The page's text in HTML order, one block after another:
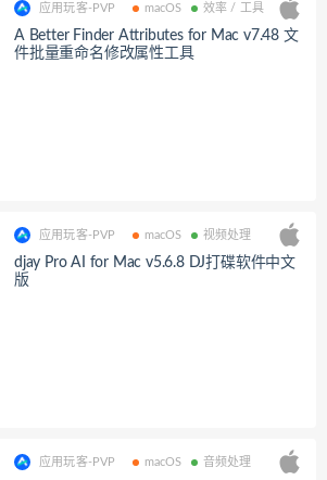
应用玩客-PVP macOS 效率 / 工具
A Better Finder Attributes for Mac v7.48 文
件批量重命名修改属性工具
应用玩客-PVP macOS 视频处理
djay Pro AI for Mac v5.6.8 DJ打碟软件中文
版
应用玩客-PVP macOS 音频处理